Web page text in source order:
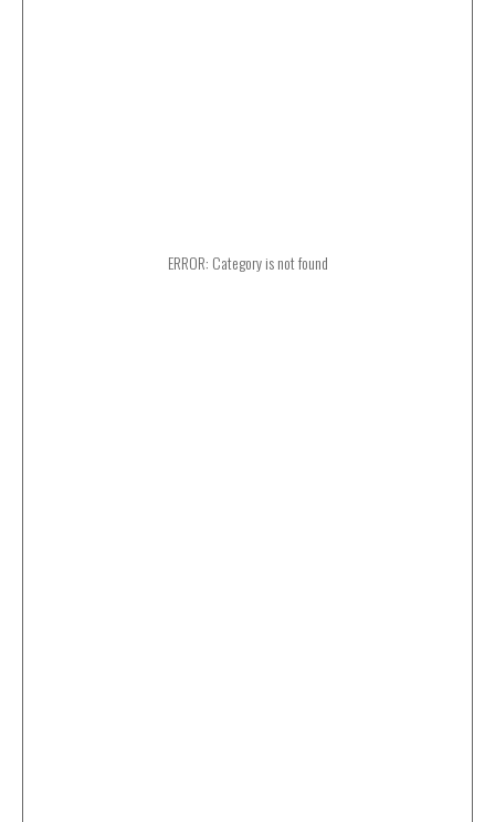
ERROR: Category is not found